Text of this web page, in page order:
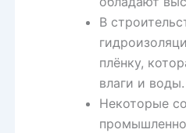
В
плёнку,
влаги и воды.
Некоторые